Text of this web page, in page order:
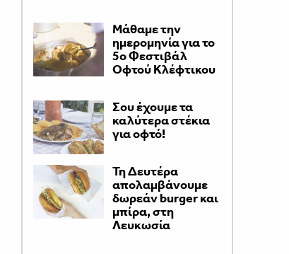
Μάθαμε την
ημερομηνία για το
5ο Φεστιβάλ
Οφτού Κλέφτικου
Σου έχουμε τα
καλύτερα στέκια
για οφτό!
Τη Δευτέρα
απολαμβάνουμε
δωρεάν burger και
μπίρα, στη
Λευκωσία